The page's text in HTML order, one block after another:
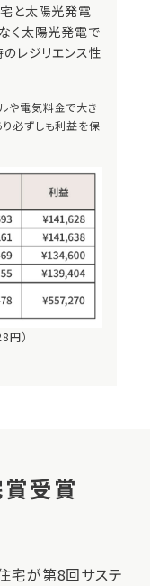
と太陽光発電
く太陽光発電で
レジリエンス性
や電気料金で大き
り必ずしも利益を保
円）
受賞
宅が第8回サステ